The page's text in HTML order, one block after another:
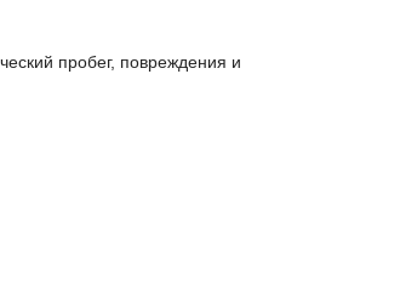
пробег, повреждения и